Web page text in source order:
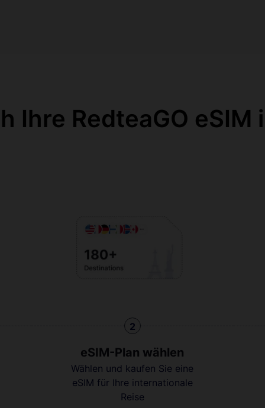
Ihre RedteaGO
2
eSIM-Plan wählen
Wählen und kaufen Sie eine
eSIM für Ihre internationale
Reise